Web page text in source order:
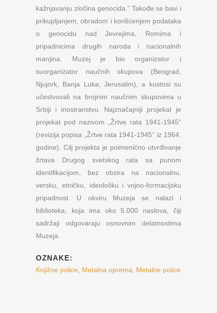
kažnjavanju zločina genocida.” Takođe se bavi i
prikupljanjem, obradom i korišćenjem podataka
o genocidu nad Jevrejima, Romima i
pripadnicima drugih naroda i nacionalnih
manjina. Muzej je bio organizator i
suorganizator naučnih skupova (Beograd,
Njujork, Banja Luka, Jerusalim), a kustosi su
učestvovali na brojnim naučnim skupovima u
Srbiji i inostranstvu. Najznačajniji projekat je
projekat pod nazivom „Žrtve rata 1941-1945“
(revizija popisa „Žrtve rata 1941-1945“ iz 1964.
godine). Cilj projekta je poimenično utvrđivanje
žrtava Drugog svetskog rata sa punom
identifikacijom, bez obzira na nacionalnu,
versku, etničku, ideološku i vojno-formacijsku
pripadnost. U okviru Muzeja se nalazi i
biblioteka, koja ima oko 5.000 naslova, čiji
sadržaji odgovaraju osnovnim delatnostima
Muzeja.
OZNAKE:
Knjižne police Metalna oprema Metalne police